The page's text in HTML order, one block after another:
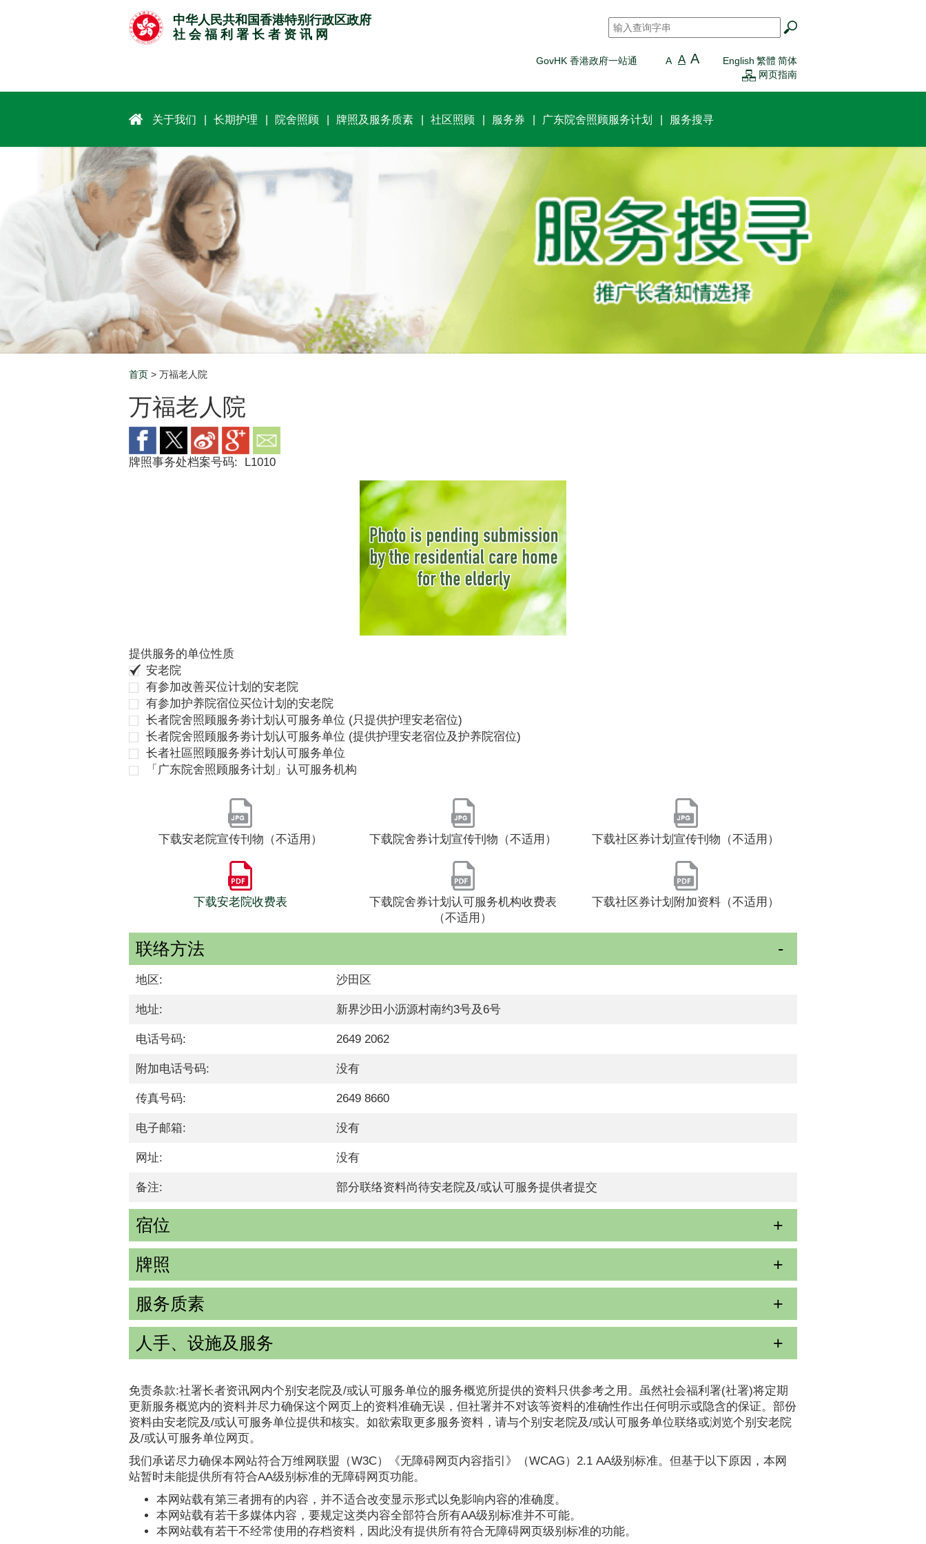
中华人民共和国香港特别行政区政府
社 会 福 利 署 长 者 资 讯 网
搜寻 *
GovHK 香港政府一站通 A A A English 繁體 简体
网页指南
关于我们 长期护理 院舍照顾 牌照及服务质素 社区照顾 服务券 广东院舍照顾服务计划 服务搜寻
Breadcrumb
首页 > 万福老人院
万福老人院
牌照事务处档案号码: L1010
提供服务的单位性质
安老院
有参加改善买位计划的安老院
有参加护养院宿位买位计划的安老院
长者院舍照顾服务劵计划认可服务单位 (只提供护理安老宿位)
长者院舍照顾服务劵计划认可服务单位 (提供护理安老宿位及护养院宿位)
长者社區照顾服务券计划认可服务单位
「广东院舍照顾服务计划」认可服务机构
下载安老院宣传刊物（不适用） 下载院舍券计划宣传刊物（不适用） 下载社区券计划宣传刊物（不适用）
下载安老院收费表
下载院舍券计划认可服务机构收费表
（不适用）
下载社区券计划附加资料（不适用）
联络方法
地区: 沙田区
地址: 新界沙田小沥源村南约3号及6号
电话号码: 2649 2062
附加电话号码: 没有
传真号码: 2649 8660
电子邮箱: 没有
网址: 没有
备注: 部分联络资料尚待安老院及/或认可服务提供者提交
宿位
牌照
服务质素
人手、设施及服务
免责条款:社署长者资讯网内个别安老院及/或认可服务单位的服务概览所提供的资料只供参考之用。虽然社会福利署(社署)将定期
更新服务概览内的资料并尽力确保这个网页上的资料准确无误，但社署并不对该等资料的准确性作出任何明示或隐含的保证。部份
资料由安老院及/或认可服务单位提供和核实。如欲索取更多服务资料，请与个别安老院及/或认可服务单位联络或浏览个别安老院
及/或认可服务单位网页。
我们承诺尽力确保本网站符合万维网联盟（W3C）《无障碍网页内容指引》（WCAG）2.1 AA级别标准。但基于以下原因，本网
站暂时未能提供所有符合AA级别标准的无障碍网页功能。
本网站载有第三者拥有的内容，并不适合改变显示形式以免影响内容的准确度。
本网站载有若干多媒体内容，要规定这类内容全部符合所有AA级别标准并不可能。
本网站载有若干不经常使用的存档资料，因此没有提供所有符合无障碍网页级别标准的功能。